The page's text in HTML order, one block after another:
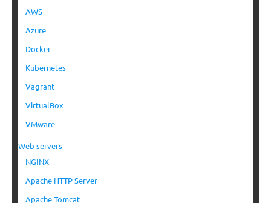
AWS
Azure
Docker
Kubernetes
Vagrant
VirtualBox
VMware
Web servers
NGINX
Apache HTTP Server
Apache Tomcat